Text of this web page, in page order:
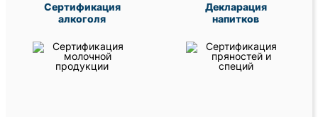
Сертификация
алкоголя
Декларация
напитков